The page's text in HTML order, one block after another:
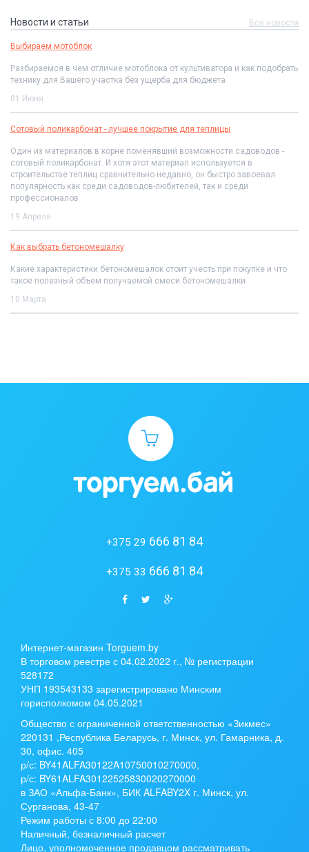
Новости и статьи Все новости
Выбираем мотоблок
Разбираемся в чем отличие мотоблока от культиватора и как подобрать
технику для Вашего участка без ущерба для бюджета
01 Июня
Сотовый поликарбонат - лучшее покрытие для теплицы
Один из материалов в корне поменявший возможности садоводов -
сотовый поликарбонат. И хотя этот материал используется в
строительстве теплиц сравнительно недавно, он быстро завоевал
популярность как среди садоводов-любителей, так и среди
профессионалов
19 Апреля
Как выбрать бетономешалку
Какие характеристики бетономешалок стоит учесть при покупке и что
такое полезный объем получаемой смеси бетономешалки
10 Марта
+375 29 666 81 84
+375 33 666 81 84
Интернет-магазин Torguem.by
В торговом реестре с 04.02.2022 г., № регистрации
528172
УНП 193543133 зарегистрировано Минским
горисполкомом 04.05.2021
Общество с ограниченной ответственностью «Зикмес»
220131 ,Республика Беларусь, г. Минск, ул. Гамарника, д.
30, офис. 405
р/с: BY41ALFA30122A10750010270000,
р/с: BY61ALFA30122525830020270000
в ЗАО «Альфа-Банк», БИК ALFABY2X г. Минск, ул.
Сурганова, 43-47
Режим работы с 8:00 до 22:00
Наличный, безналичный расчет
Лицо, уполномоченное продавцом рассматривать